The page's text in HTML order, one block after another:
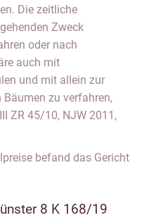
Die zeitliche
Zweck
oder nach
auch mit
und mit allein zur
zu verfahren,
ZR 45/10, NJW 2011,
befand das Gericht
8 K 168/19